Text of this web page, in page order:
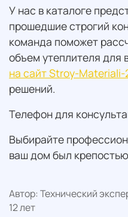
У нас в каталоге
прошедшие строгий
команда поможет
объем утеплителя для
на сайт Stroy-Materiali-
решений.
Телефон для
Выбирайте
ваш дом был
Автор: Технический
12 лет